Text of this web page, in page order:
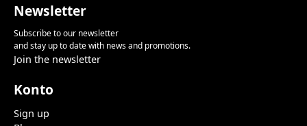
Newsletter
Subscribe to our newsletter
and stay up to date with news and promotions.
Join the newsletter
Konto
Sign up